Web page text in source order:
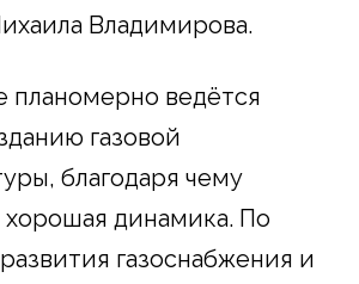
Владимирова.
планомерно ведётся
газовой
благодаря чему
хорошая динамика. По
газоснабжения и